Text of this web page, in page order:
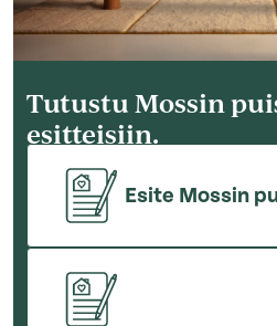
Tutustu Mossin
esitteisiin.
Esite Mossin